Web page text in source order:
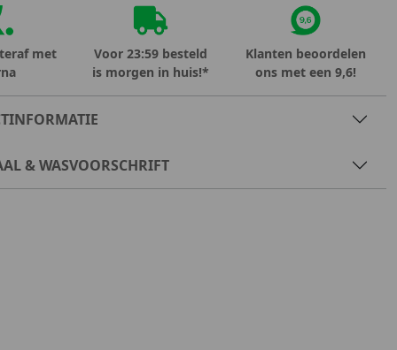
met
Voor 23:59 besteld
is morgen in huis!*
Klanten beoordelen
ons met een 9,6!
& WASVOORSCHRIFT